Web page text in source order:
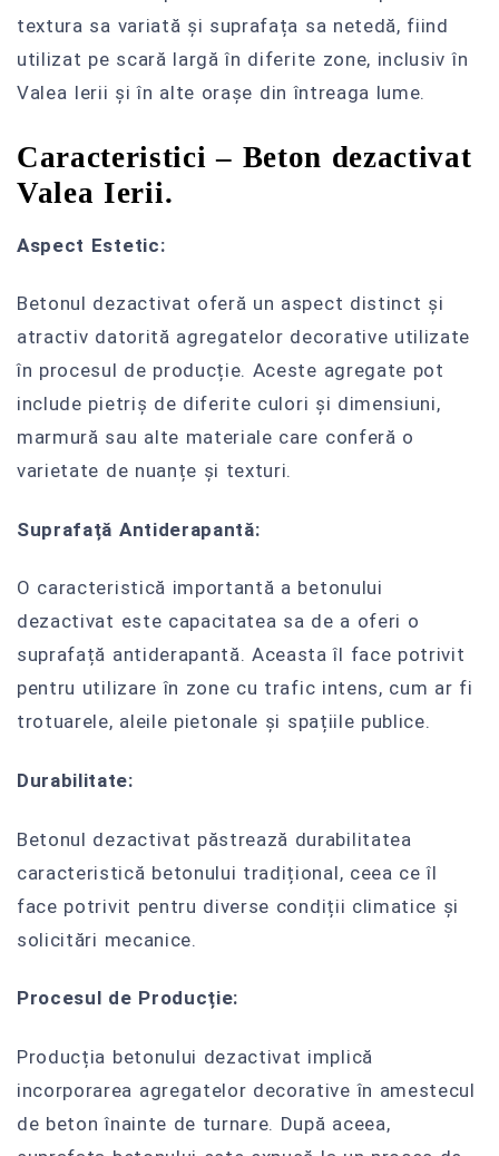
textura sa variată și suprafața sa netedă, fiind
utilizat pe scară largă în diferite zone, inclusiv în
Valea Ierii și în alte orașe din întreaga lume.
Caracteristici – Beton dezactivat
Valea Ierii.
Aspect Estetic:
Betonul dezactivat oferă un aspect distinct și
atractiv datorită agregatelor decorative utilizate
în procesul de producție. Aceste agregate pot
include pietriș de diferite culori și dimensiuni,
marmură sau alte materiale care conferă o
varietate de nuanțe și texturi.
Suprafață Antiderapantă:
O caracteristică importantă a betonului
dezactivat este capacitatea sa de a oferi o
suprafață antiderapantă. Aceasta îl face potrivit
pentru utilizare în zone cu trafic intens, cum ar fi
trotuarele, aleile pietonale și spațiile publice.
Durabilitate:
Betonul dezactivat păstrează durabilitatea
caracteristică betonului tradițional, ceea ce îl
face potrivit pentru diverse condiții climatice și
solicitări mecanice.
Procesul de Producție:
Producția betonului dezactivat implică
incorporarea agregatelor decorative în amestecul
de beton înainte de turnare. După aceea,